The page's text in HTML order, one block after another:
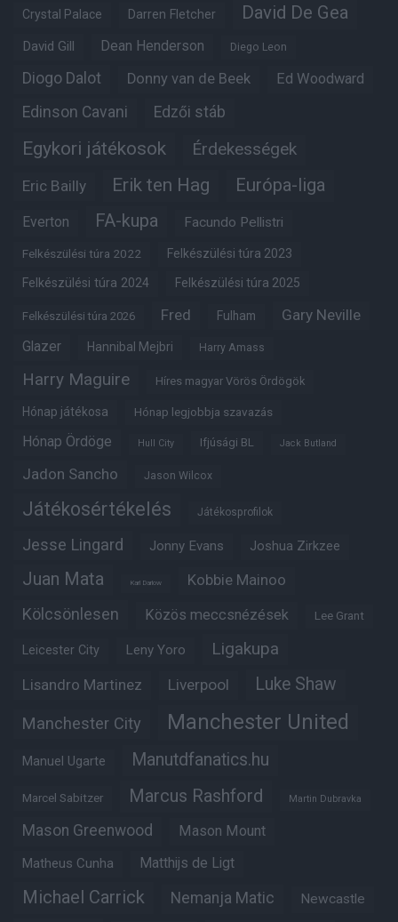
Crystal Palace Darren Fletcher David De Gea
David Gill Dean Henderson Diego Leon
Diogo Dalot Donny van de Beek Ed Woodward
Edinson Cavani Edzői stáb
Egykori játékosok Érdekességek
Eric Bailly Erik ten Hag Európa-liga
Everton FA-kupa Facundo Pellistri
Felkészülési túra 2022 Felkészülési túra 2023
Felkészülési túra 2024 Felkészülési túra 2025
Felkészülési túra 2026 Fred Fulham Gary Neville
Glazer Hannibal Mejbri Harry Amass
Harry Maguire Híres magyar Vörös Ördögök
Hónap játékosa Hónap legjobbja szavazás
Hónap Ördöge Hull City Ifjúsági BL Jack Butland
Jadon Sancho Jason Wilcox
Játékosértékelés Játékosprofilok
Jesse Lingard Jonny Evans Joshua Zirkzee
Juan Mata Karl Darlow Kobbie Mainoo
Kölcsönlesen Közös meccsnézések Lee Grant
Leicester City Leny Yoro Ligakupa
Lisandro Martinez Liverpool Luke Shaw
Manchester City Manchester United
Manuel Ugarte Manutdfanatics.hu
Marcel Sabitzer Marcus Rashford Martin Dubravka
Mason Greenwood Mason Mount
Matheus Cunha Matthijs de Ligt
Michael Carrick Nemanja Matic Newcastle